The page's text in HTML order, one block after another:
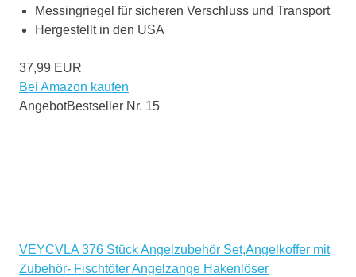
Messingriegel für sicheren Verschluss und Transport
Hergestellt in den USA
37,99 EUR
Bei Amazon kaufen
AngebotBestseller Nr. 15
VEYCVLA 376 Stück Angelzubehör Set,Angelkoffer mit
Zubehör- Fischtöter Angelzange Hakenlöser